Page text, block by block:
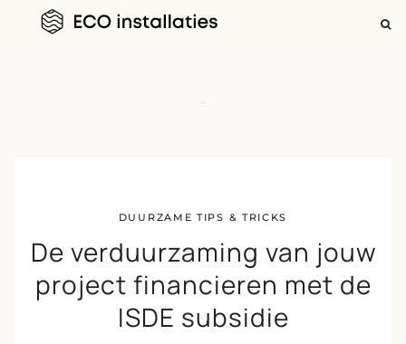
ZOEKEN
DUURZAME TIPS & TRICKS
De verduurzaming van jouw
project financieren met de
ISDE subsidie